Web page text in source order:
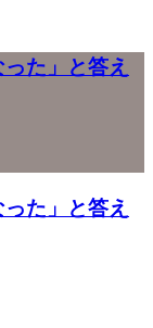
た」と答え
た」と答え